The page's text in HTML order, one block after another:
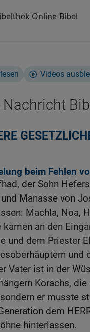
Online-Bibel
Videos
Nachricht
beim Fehlen
der Sohn
Manasse von
Machla, Noa,
kamen an den
und dem Priester
und
Vater ist in der
Korachs,
er musste
dem
hinterlassen.